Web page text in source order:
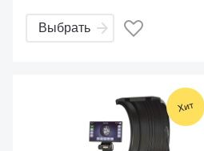
Выбрать